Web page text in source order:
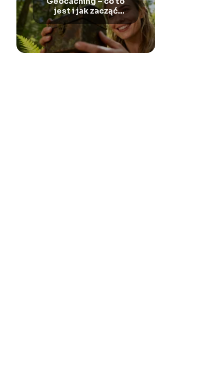
jest i jak zacząć
zabawę?